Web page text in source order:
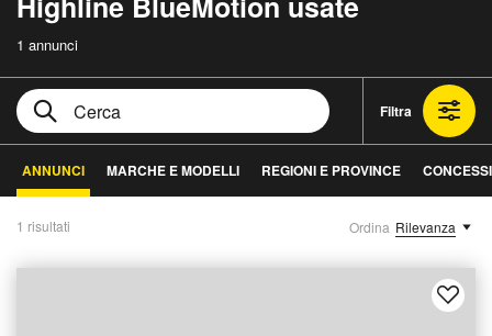
1 annunci
Filtra
ANNUNCI MARCHE E MODELLI REGIONI E PROVINCE
1 risultati Ordina Rilevanza